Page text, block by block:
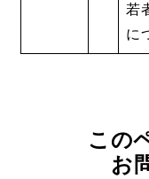
若
に
この
お